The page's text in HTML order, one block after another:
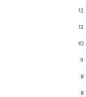
12
12
10
9
8
8